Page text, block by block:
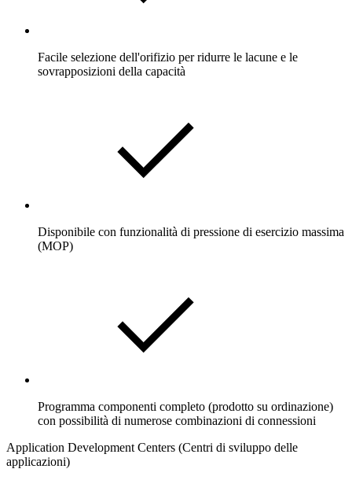
Facile selezione dell'orifizio per ridurre le lacune e le
sovrapposizioni della capacità
Disponibile con funzionalità di pressione di esercizio massima
(MOP)
Programma componenti completo (prodotto su ordinazione)
con possibilità di numerose combinazioni di connessioni
Application Development Centers (Centri di sviluppo delle
applicazioni)